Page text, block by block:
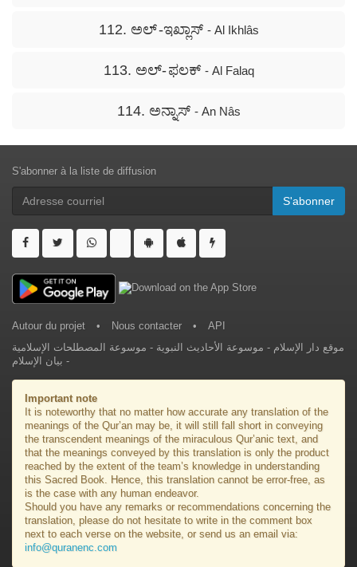
112. ಅಲ್ -ಇಖ್ಲಾಸ್ - Al Ikhlâs
113. ಅಲ್- ಫಲಕ್ - Al Falaq
114. ಅನ್ನಾಸ್ - An Nâs
S'abonner à la liste de diffusion
S'abonner
Autour du projet • Nous contacter •
API
موقع دار الإسلام - موسوعة الأحاديث النبوية - موسوعة المصطلحات الإسلامية
- بيان الإسلام
Important note
It is noteworthy that no matter how accurate any translation of the
meanings of the Qur’an may be, it will still fall short in conveying
the transcendent meanings of the miraculous Qur’anic text, and
that the meanings conveyed by this translation is only the product
reached by the extent of the team’s knowledge in understanding
this Sacred Book. Hence, this translation cannot be error-free, as
is the case with any human endeavor.
Should you have any remarks or recommendations concerning the
translation, please do not hesitate to write in the comment box
next to each verse on the website, or send us an email via:
info@quranenc.com